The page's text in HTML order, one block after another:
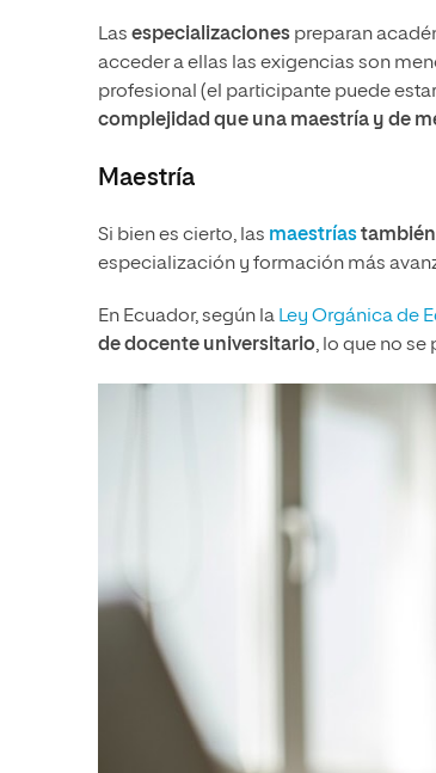
Las especializaciones preparan
acceder a ellas las exigencias son
profesional (el participante puede
complejidad que una maestría y de
Maestría
Si bien es cierto, las maestrías
especialización y formación más
En Ecuador, según la Ley Orgánica de
de docente universitario, lo que no